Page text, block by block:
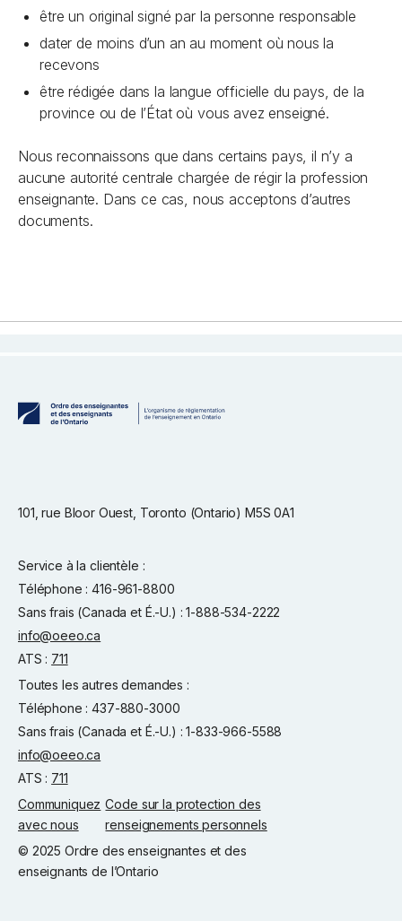
être un original signé par la personne responsable
dater de moins d’un an au moment où nous la
recevons
être rédigée dans la langue officielle du pays, de la
province ou de l’État où vous avez enseigné.
Nous reconnaissons que dans certains pays, il n’y a
aucune autorité centrale chargée de régir la profession
enseignante. Dans ce cas, nous acceptons d’autres
documents.
101, rue Bloor Ouest, Toronto (Ontario) M5S 0A1
Service à la clientèle :
Téléphone : 416-961-8800
Sans frais (Canada et É.-U.) : 1-888-534-2222
info@oeeo.ca
ATS : 711
Toutes les autres demandes :
Téléphone : 437-880-3000
Sans frais (Canada et É.-U.) : 1-833-966-5588
info@oeeo.ca
ATS : 711
Communiquez
avec nous
Code sur la protection des
renseignements personnels
© 2025 Ordre des enseignantes et des
enseignants de l’Ontario